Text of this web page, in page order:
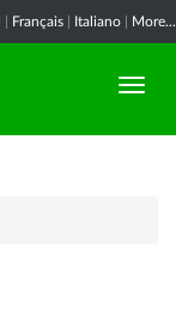
Français Italiano More...